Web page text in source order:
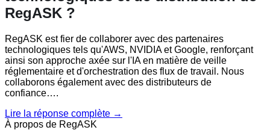
RegASK ?
RegASK est fier de collaborer avec des partenaires
technologiques tels qu'AWS, NVIDIA et Google, renforçant
ainsi son approche axée sur l'IA en matière de veille
réglementaire et d'orchestration des flux de travail. Nous
collaborons également avec des distributeurs de
confiance….
Lire la réponse complète →
À propos de RegASK